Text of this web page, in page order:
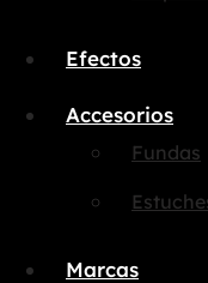
Efectos
Accesorios
Fundas
Marcas